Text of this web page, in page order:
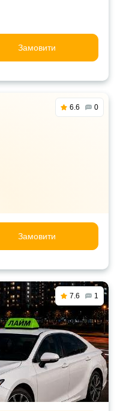
Замовити
6.6 0
Замовити
7.6 1